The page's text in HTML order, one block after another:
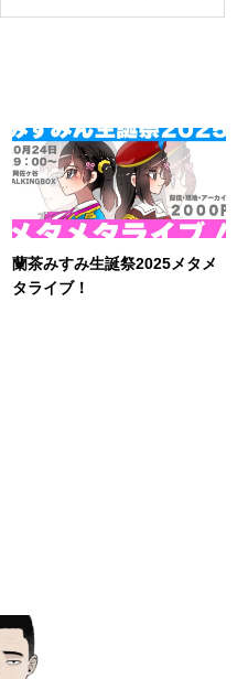
蘭茶みすみ生誕祭2025メタメ
タライブ！